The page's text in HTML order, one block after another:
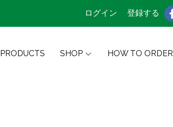
ログイン 登録する
PRODUCTS SHOP HOW TO ORDER